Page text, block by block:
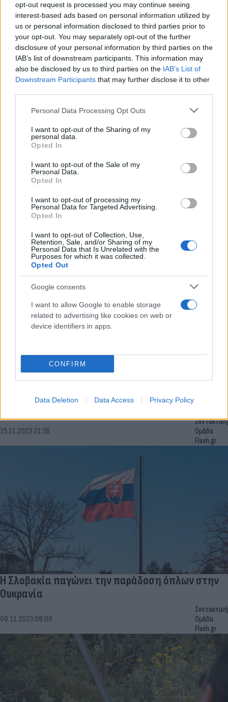
opt-out request is processed you may continue seeing
interest-based ads based on personal information utilized by
us or personal information disclosed to third parties prior to
your opt-out. You may separately opt-out of the further
disclosure of your personal information by third parties on the
IAB’s list of downstream participants. This information may
also be disclosed by us to third parties on the IAB’s List of
Downstream Participants that may further disclose it to other
Please note that this website/app uses one or more Google
not limited to your visit or usage behaviour. You may click to
grant or deny consent to Google and its third-party tags to
use your data for below specified purposes in below Google
consent section.
Personal Data Processing Opt Outs
I want to opt-out of the Sharing of my
personal data.
Opted In
I want to opt-out of the Sale of my
Personal Data.
Opted In
I want to opt-out of processing my
Personal Data for Targeted Advertising.
Opted In
I want to opt-out of Collection, Use,
Retention, Sale, and/or Sharing of my
Personal Data that Is Unrelated with the
Purposes for which it was collected.
Opted Out
Google consents
I want to allow Google to enable storage
related to advertising like cookies on web or
device identifiers in apps.
CONFIRM
Data Deletion Data Access Privacy Policy
Ουκρανία: Εντός του 2024 η κατασκευή
γερμανικών τεθωρακισμένων
02.12.2023 08:06
Συντακτική
Ομάδα
Flash.gr
Παλαιό Φάληρο: Εντοπίστηκε κλεμμένο όχημα με
24.11.2023 14:53
Ισραήλ: Βίντεο με τα όπλα που βρήκε ο στρατός
στο νοσοκομείο Αλ Σίφα
15.11.2023 21:36
Συντακτική
Ομάδα
Flash.gr
Η Σλοβακία παγώνει την παράδοση όπλων στην
Ουκρανία
09.11.2023 09:00
Συντακτική
Ομάδα
Flash.gr